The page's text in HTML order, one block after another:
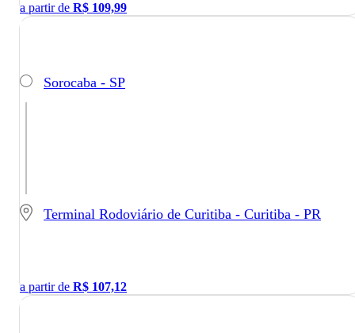
a partir de R$ 109,99
Sorocaba - SP
Terminal Rodoviário de Curitiba - Curitiba - PR
a partir de R$ 107,12